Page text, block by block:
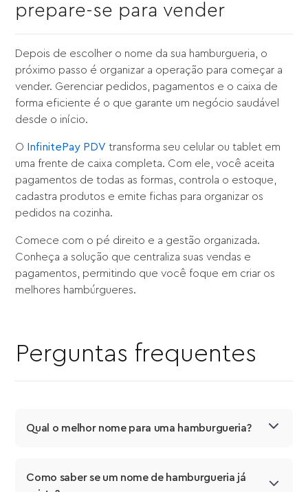
prepare-se para vender
Depois de escolher o nome da sua hamburgueria, o
próximo passo é organizar a operação para começar a
vender. Gerenciar pedidos, pagamentos e o caixa de
forma eficiente é o que garante um negócio saudável
desde o início.
O InfinitePay PDV transforma seu celular ou tablet em
uma frente de caixa completa. Com ele, você aceita
pagamentos de todas as formas, controla o estoque,
cadastra produtos e emite fichas para organizar os
pedidos na cozinha.
Comece com o pé direito e a gestão organizada.
Conheça a solução que centraliza suas vendas e
pagamentos, permitindo que você foque em criar os
melhores hambúrgueres.
Perguntas frequentes
Qual o melhor nome para uma hamburgueria?
Como saber se um nome de hamburgueria já